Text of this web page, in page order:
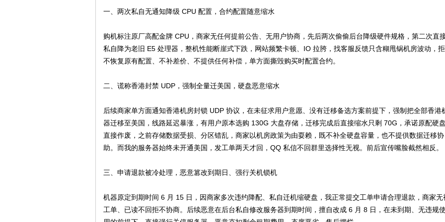
一、两次私自无通知降级 CPU 配置，合约配置随意缩水
购机标注原厂高配金牌 CPU，商家无任何提前公告、无用户协商，先后两次偷偷后台降级硬件规格，第二次直
私自降为老旧 E5 处理器，整机性能断崖式下跌，网站频繁卡顿、IO 拉胯，找客服反馈只含糊甩锅机房波动，拒
不恢复原有配置、不补差价、不提供任何补偿，单方面撕毁购买时配置合约。
二、谎称香港封禁 UDP，强制全量迁美国，硬盘恶意缩水
后续商家单方面通知香港机房封锁 UDP 协议，在未征求用户意愿、没有迁移备选方案前提下，强制把全部香港
器迁移至美国，线路延迟暴涨，有用户原本选购 130G 大盘存储，迁移完成后直接缩水只剩 70G，承诺原配硬盘
直接作废，之前存储数据受损、分区错乱，商家以机房政策为由耍赖，既不补全硬盘容量，也不提供数据迁移协
助。而我的服务器始终未开通美国，发工单两天才回，QQ 私信不回群里选择性无视。前后宣传嘴脸截然相反。
三、申请退款被冷处理，恶意篡改到期日、强行关机锁机
机器原定到期时间 6 月 15 日，因商家多次违约降配、私自迁机缩硬盘，我正常提交工单申请合理退款，商家无
工单、已读不回拒不协商。后续恶意在后台私自修改服务器到期时间，擅自改成 6 月 8 日，在未到期、无违规使